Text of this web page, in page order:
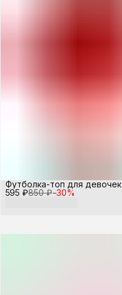
595 ₽850 ₽−30%
Футболка-топ для девочек